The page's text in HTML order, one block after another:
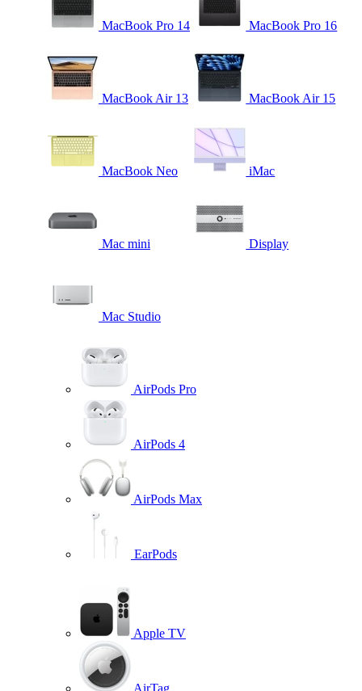
MacBook Pro 14 MacBook Pro 16
MacBook Air 13 MacBook Air 15
MacBook Neo iMac
Mac mini Display
Mac Studio
AirPods Pro
AirPods 4
AirPods Max
EarPods
Apple TV